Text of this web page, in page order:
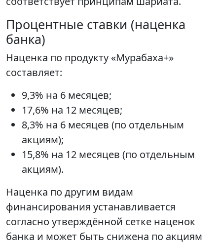
Процентные ставки (наценка
банка)
Наценка по продукту «Мурабаха+»
составляет:
9,3% на 6 месяцев;
17,6% на 12 месяцев;
8,3% на 6 месяцев (по отдельным
акциям);
15,8% на 12 месяцев (по отдельным
акциям).
Наценка по другим видам
финансирования устанавливается
согласно утверждённой сетке наценок
банка и может быть снижена по акциям